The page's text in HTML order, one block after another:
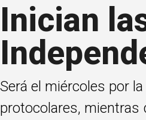
Inician
Será el miércoles por
protocolares, mientras